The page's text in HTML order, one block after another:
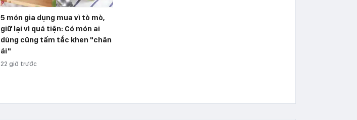
5 món gia dụng mua vì tò mò,
giữ lại vì quá tiện: Có món ai
dùng cũng tấm tắc khen "chân
ái"
22 giờ trước